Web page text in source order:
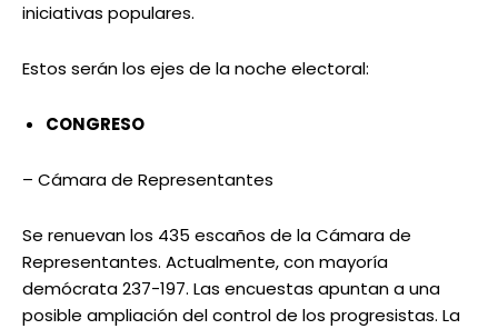
iniciativas populares.
Estos serán los ejes de la noche electoral:
CONGRESO
– Cámara de Representantes
Se renuevan los 435 escaños de la Cámara de
Representantes. Actualmente, con mayoría
demócrata 237-197. Las encuestas apuntan a una
posible ampliación del control de los progresistas. La